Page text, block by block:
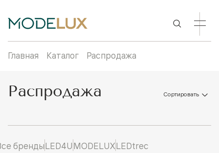
Главная Каталог Распродажа
Распродажа Сортировать
брендыLED4UMODELUXLEDtrec